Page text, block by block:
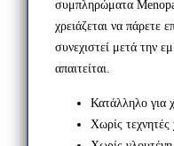
συμπληρώματα
χρειάζεται να πάρετε
συνεχιστεί μετά την
απαιτείται.
Κατάλληλο για
Χωρίς τεχνητές